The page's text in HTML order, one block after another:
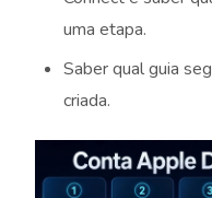
uma etapa.
Saber qual guia
criada.